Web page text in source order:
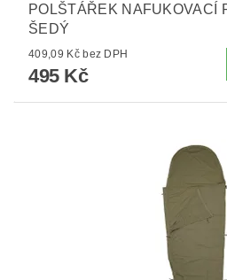
POLŠTÁŘEK NAFUKOVACÍ
ŠEDÝ
409,09 Kč bez DPH
495 Kč